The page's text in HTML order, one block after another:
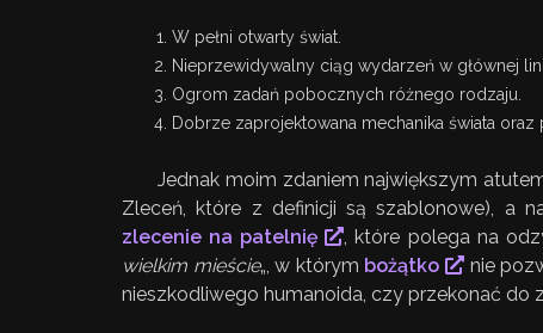
W pełni otwarty świat.
Nieprzewidywalny ciąg wydarzeń w głównej
Ogrom zadań pobocznych różnego rodzaju.
Dobrze zaprojektowana mechanika świata
Jednak moim zdaniem największym
Zleceń, które z definicji są szablonowe), a
zlecenie na patelnię
, które polega na
wielkim mieście„, w którym bożątko nie
nieszkodliwego humanoida, czy przekonać do